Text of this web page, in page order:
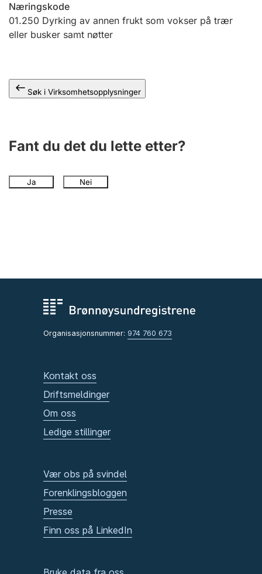
Offentlig sektor
Næringskode
01.250 Dyrking av annen frukt som vokser på trær
eller busker samt nøtter
Søk i Virksomhetsopplysninger
Fant du det du lette etter?
Ja Nei
Organisasjonsnummer: 974 760 673
Kontakt oss
Driftsmeldinger
Om oss
Ledige stillinger
Vær obs på svindel
Forenklingsbloggen
Presse
Finn oss på LinkedIn